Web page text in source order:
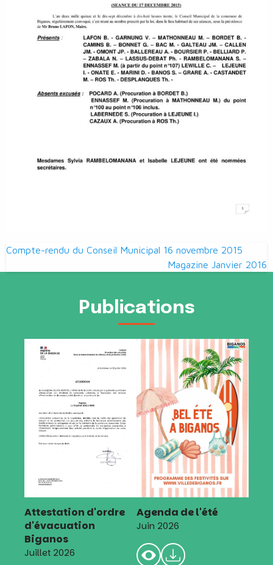
Navigation
de
Compte-rendu du Conseil Municipal 16 novembre 2015
Magazine Janvier 2016
Publications
Attestation d'ordre
d'évacuation
Biganos
Juillet 2026
Agenda de l'été
Juin 2026